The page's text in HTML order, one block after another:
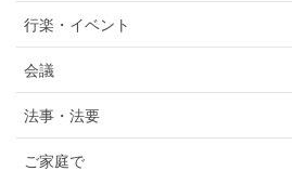
行楽・イベント
会議
法事・法要
ご家庭で